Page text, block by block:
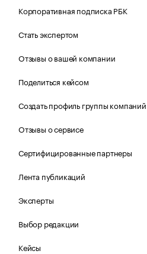
Корпоративная подписка РБК
Стать экспертом
Отзывы о вашей компании
Поделиться кейсом
Создать профиль группы компаний
Отзывы о сервисе
Сертифицированные партнеры
Лента публикаций
Эксперты
Выбор редакции
Кейсы